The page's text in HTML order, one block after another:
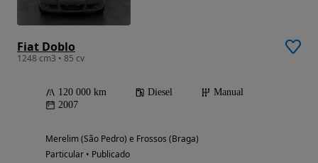
Fiat Doblo
1248 cm3 • 85 cv
120 000 km Diesel
Manual
2007
Merelim (São Pedro) e Frossos (Braga)
Particular • Publicado